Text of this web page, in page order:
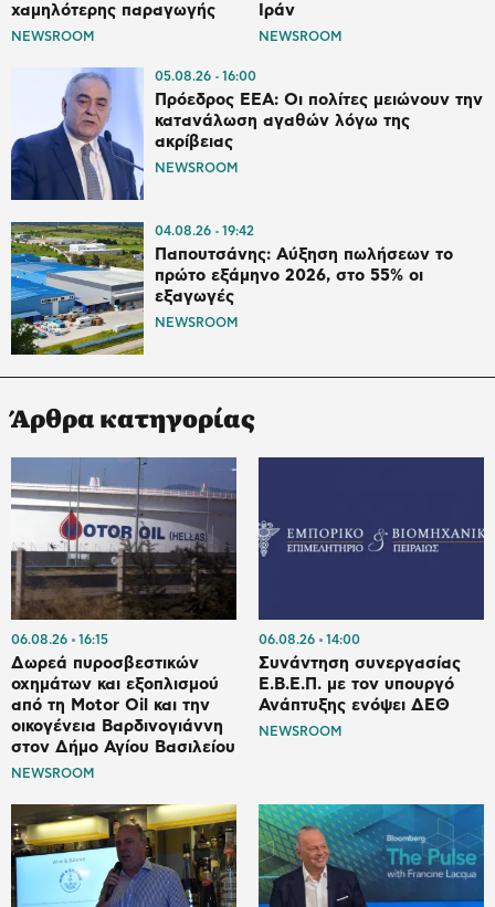
χαμηλότερης παραγωγής
NEWSROOM
Ιράν
NEWSROOM
05.08.26 16:00
Πρόεδρος ΕΕΑ: Οι πολίτες μειώνουν την
κατανάλωση αγαθών λόγω της
ακρίβειας
NEWSROOM
04.08.26 19:42
Παπουτσάνης: Αύξηση πωλήσεων το
πρώτο εξάμηνο 2026, στο 55% οι
εξαγωγές
NEWSROOM
Άρθρα κατηγορίας
06.08.26 16:15
Δωρεά πυροσβεστικών
οχημάτων και εξοπλισμού
από τη Motor Oil και την
οικογένεια Βαρδινογιάννη
στον Δήμο Αγίου Βασιλείου
NEWSROOM
06.08.26 14:00
Συνάντηση συνεργασίας
Ε.Β.Ε.Π. με τον υπουργό
Ανάπτυξης ενόψει ΔΕΘ
NEWSROOM